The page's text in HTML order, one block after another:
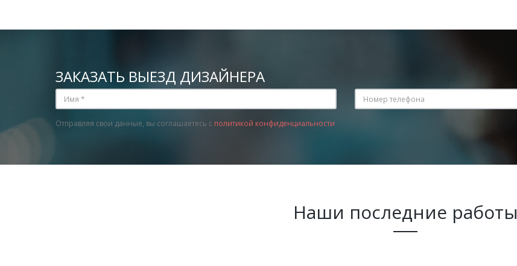
ЗАКАЗАТЬ ВЫЕЗД ДИЗАЙНЕРА
Отправляя свои данные, вы соглашаетесь с политикой конфиденциальности
Наши последние работы